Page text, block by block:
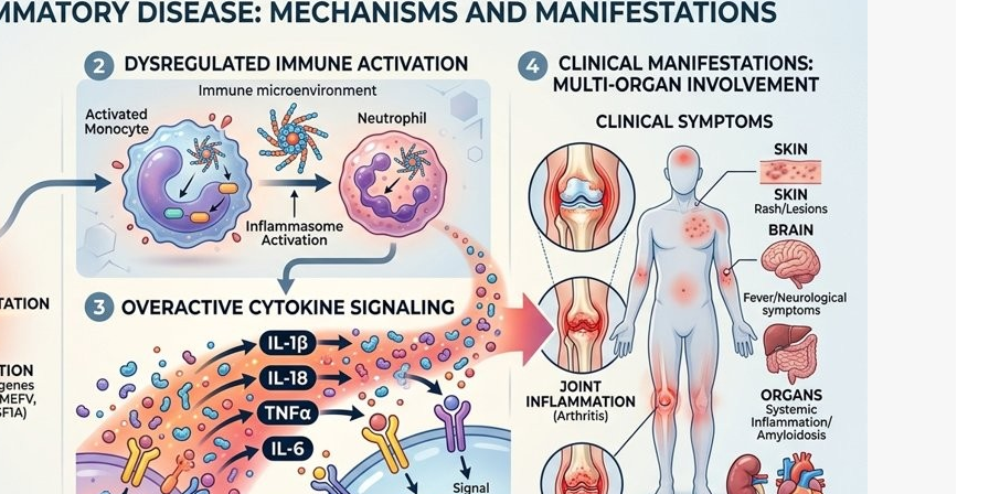
생화학 실험실(최수영 교수님)